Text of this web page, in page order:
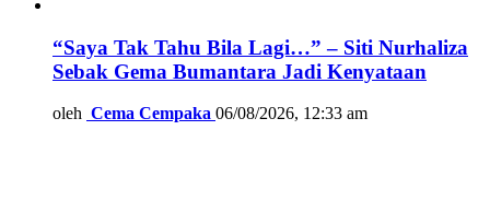
“Saya Tak Tahu Bila Lagi…” – Siti Nurhaliza
Sebak Gema Bumantara Jadi Kenyataan
oleh Cema Cempaka 06/08/2026, 12:33 am